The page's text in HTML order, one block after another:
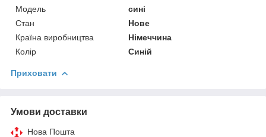
Мoдель
сині
Стан
Нове
Країна виробництва
Німеччина
Колір
Синій
Приховати
Умови доставки
Нова Пошта